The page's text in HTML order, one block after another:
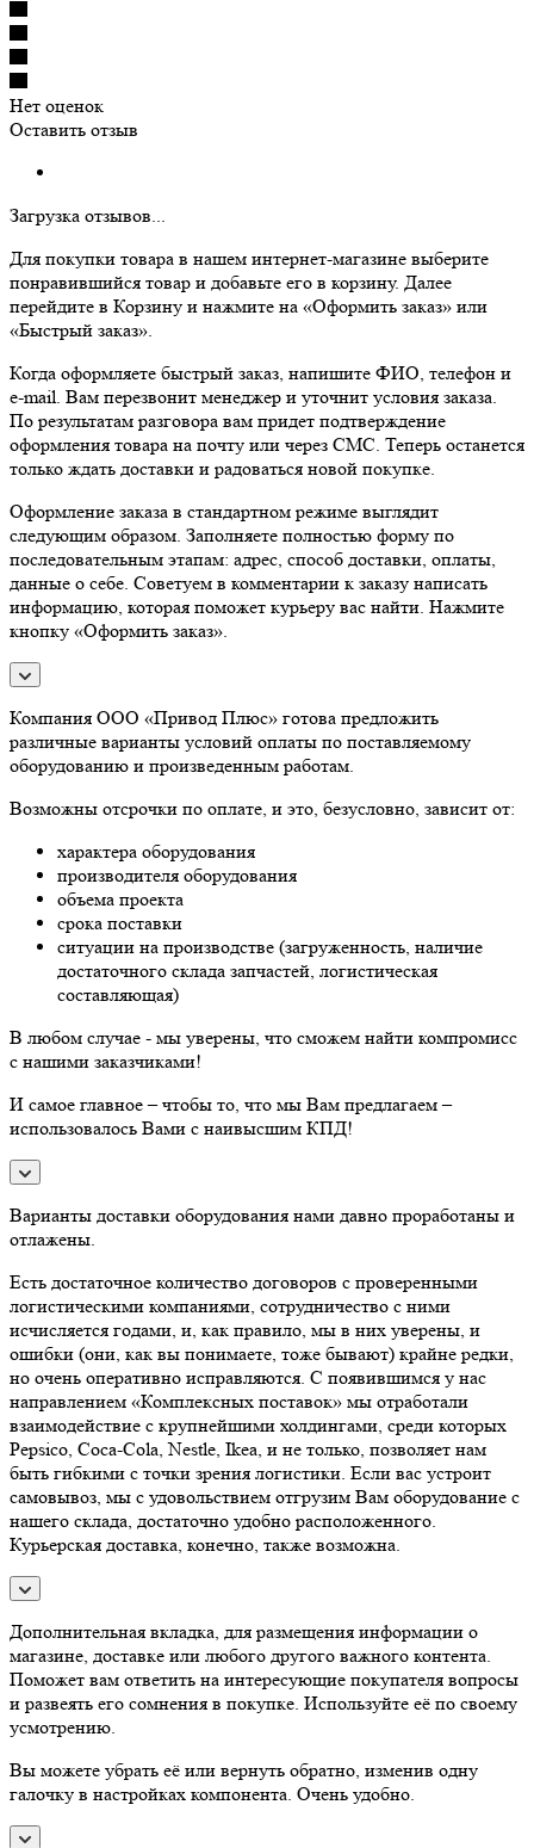
Нет оценок
Оставить отзыв
Загрузка отзывов...
Для покупки товара в нашем интернет-магазине выберите
понравившийся товар и добавьте его в корзину. Далее
перейдите в Корзину и нажмите на «Оформить заказ» или
«Быстрый заказ».
Когда оформляете быстрый заказ, напишите ФИО, телефон и
e-mail. Вам перезвонит менеджер и уточнит условия заказа.
По результатам разговора вам придет подтверждение
оформления товара на почту или через СМС. Теперь останется
только ждать доставки и радоваться новой покупке.
Оформление заказа в стандартном режиме выглядит
следующим образом. Заполняете полностью форму по
последовательным этапам: адрес, способ доставки, оплаты,
данные о себе. Советуем в комментарии к заказу написать
информацию, которая поможет курьеру вас найти. Нажмите
кнопку «Оформить заказ».
Компания ООО «Привод Плюс» готова предложить
различные варианты условий оплаты по поставляемому
оборудованию и произведенным работам.
Возможны отсрочки по оплате, и это, безусловно, зависит от:
характера оборудования
производителя оборудования
объема проекта
срока поставки
ситуации на производстве (загруженность, наличие
достаточного склада запчастей, логистическая
составляющая)
В любом случае - мы уверены, что сможем найти компромисс
с нашими заказчиками!
И самое главное – чтобы то, что мы Вам предлагаем –
использовалось Вами с наивысшим КПД!
Варианты доставки оборудования нами давно проработаны и
отлажены.
Есть достаточное количество договоров с проверенными
логистическими компаниями, сотрудничество с ними
исчисляется годами, и, как правило, мы в них уверены, и
ошибки (они, как вы понимаете, тоже бывают) крайне редки,
но очень оперативно исправляются. С появившимся у нас
направлением «Комплексных поставок» мы отработали
взаимодействие с крупнейшими холдингами, среди которых
Pepsico, Coca-Cola, Nestle, Ikea, и не только, позволяет нам
быть гибкими с точки зрения логистики. Если вас устроит
самовывоз, мы с удовольствием отгрузим Вам оборудование с
нашего склада, достаточно удобно расположенного.
Курьерская доставка, конечно, также возможна.
Дополнительная вкладка, для размещения информации о
магазине, доставке или любого другого важного контента.
Поможет вам ответить на интересующие покупателя вопросы
и развеять его сомнения в покупке. Используйте её по своему
усмотрению.
Вы можете убрать её или вернуть обратно, изменив одну
галочку в настройках компонента. Очень удобно.